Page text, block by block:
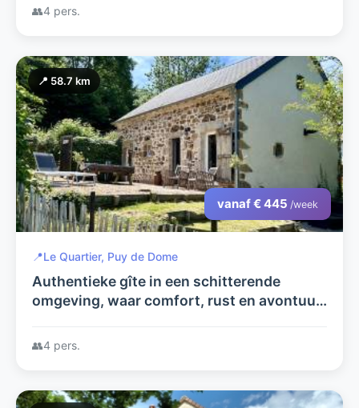
👥4 pers.
📍 58.7 km
vanaf € 445 /week
📍Le Quartier, Puy de Dome
Authentieke gîte in een schitterende
omgeving, waar comfort, rust en avontuur
👥4 pers.